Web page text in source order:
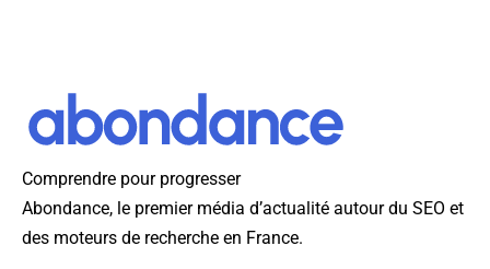
Comprendre pour progresser
Abondance, le premier média d’actualité autour du SEO et
des moteurs de recherche en France.